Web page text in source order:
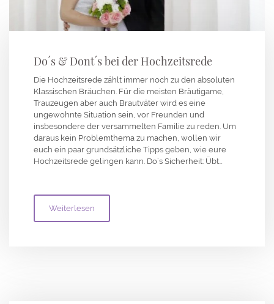
Do´s & Dont´s bei der Hochzeitsrede
Die Hochzeitsrede zählt immer noch zu den absoluten
Klassischen Bräuchen. Für die meisten Bräutigame,
Trauzeugen aber auch Brautväter wird es eine
ungewohnte Situation sein, vor Freunden und
insbesondere der versammelten Familie zu reden. Um
daraus kein Problemthema zu machen, wollen wir
euch ein paar grundsätzliche Tipps geben, wie eure
Hochzeitsrede gelingen kann. Do´s Sicherheit: Übt…
Weiterlesen